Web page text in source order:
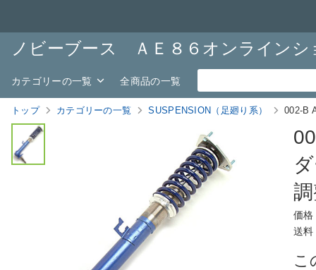
ノビーブース ＡＥ８６オンラインシ
カテゴリーの一覧 全商品の一覧
トップ カテゴリーの一覧 SUSPENSION（足廻り系） 002-B
価格
送料
こ